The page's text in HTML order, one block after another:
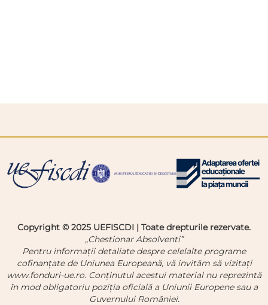
Copyright © 2025 UEFISCDI | Toate drepturile rezervate.
„Chestionar Absolventi”
Pentru informații detaliate despre celelalte programe
cofinanțate de Uniunea Europeană, vă invităm să vizitați
www.fonduri-ue.ro. Conținutul acestui material nu reprezintă
în mod obligatoriu poziția oficială a Uniunii Europene sau a
Guvernului României.